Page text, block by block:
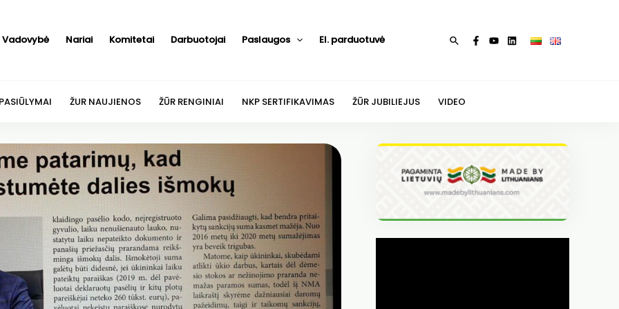
Vadovybė Nariai Komitetai Darbuotojai Paslaugos El. parduotuvė Paieška
ŽUR NAUJIENOS ŽŪR RENGINIAI NKP SERTIFIKAVIMAS ŽŪR JUBILIEJUS VIDEO